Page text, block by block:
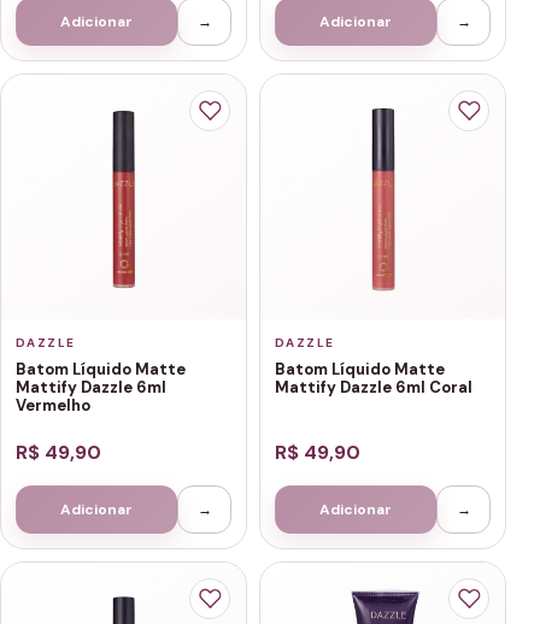
Adicionar → Adicionar →
DAZZLE
Batom Líquido Matte
Mattify Dazzle 6ml
Vermelho
R$ 49,90
Adicionar →
DAZZLE
Batom Líquido Matte
Mattify Dazzle 6ml Coral
R$ 49,90
Adicionar →